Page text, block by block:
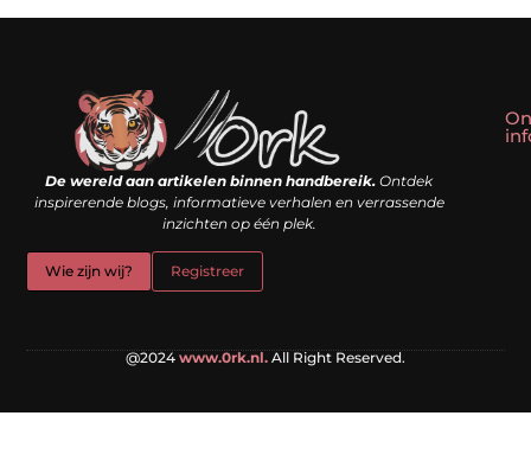
De wereld aan artikelen binnen handbereik. Ontdek
inspirerende blogs, informatieve verhalen en verrassende
inzichten op één plek.
Wie zijn wij? Registreer
@2024www.0rk.nl. All Right Reserved.